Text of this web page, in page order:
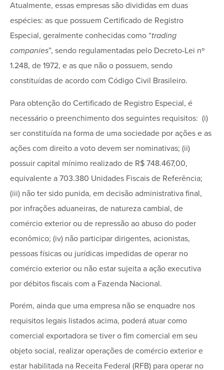
Atualmente, essas empresas são divididas em duas
espécies: as que possuem Certificado de Registro
Especial, geralmente conhecidas como “trading
companies”, sendo regulamentadas pelo Decreto-Lei nº
1.248, de 1972, e as que não o possuem, sendo
constituídas de acordo com Código Civil Brasileiro.
Para obtenção do Certificado de Registro Especial, é
necessário o preenchimento dos seguintes requisitos: (i)
ser constituída na forma de uma sociedade por ações e as
ações com direito a voto devem ser nominativas; (ii)
possuir capital mínimo realizado de R$ 748.467,00,
equivalente a 703.380 Unidades Fiscais de Referência;
(iii) não ter sido punida, em decisão administrativa final,
por infrações aduaneiras, de natureza cambial, de
comércio exterior ou de repressão ao abuso do poder
econômico; (iv) não participar dirigentes, acionistas,
pessoas físicas ou jurídicas impedidas de operar no
comércio exterior ou não estar sujeita a ação executiva
por débitos fiscais com a Fazenda Nacional.
Porém, ainda que uma empresa não se enquadre nos
requisitos legais listados acima, poderá atuar como
comercial exportadora se tiver o fim comercial em seu
objeto social, realizar operações de comércio exterior e
estar habilitada na Receita Federal (RFB) para operar no